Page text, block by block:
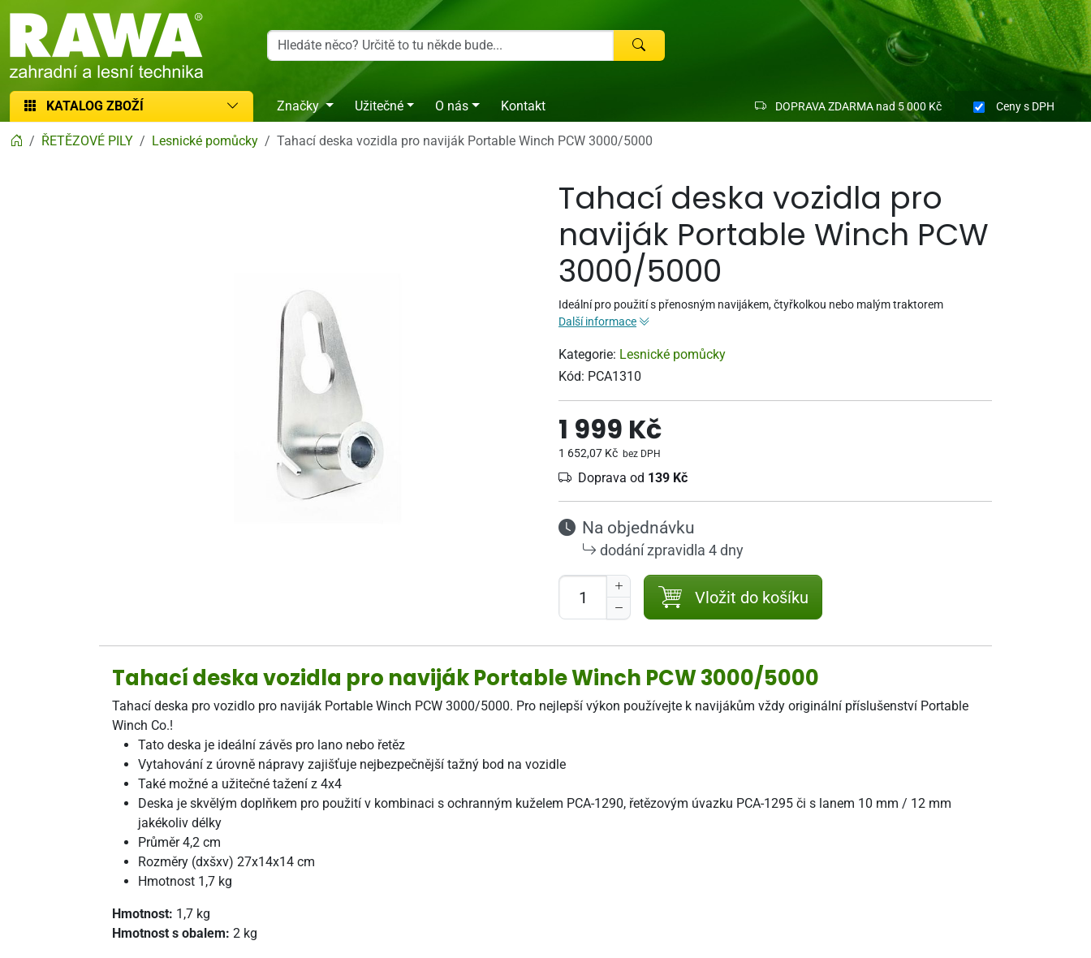
RAWA zahradní a lesní technika
KATALOG ZBOŽÍ Značky Užitečné O nás Kontakt DOPRAVA ZDARMA nad 5 000 Kč Cenys DPH
ŘETĚZOVÉ PILY Lesnické pomůcky Tahací deska vozidla pro naviják Portable Winch PCW 3000/5000
Tahací deska vozidla pro
naviják Portable Winch PCW
3000/5000
Ideální pro použití s přenosným navijákem, čtyřkolkou nebo malým traktorem
Další informace
Kategorie: Lesnické pomůcky
Kód: PCA1310
1 999 Kč
1 652,07 Kč bez DPH
Doprava od 139 Kč
Na objednávku
dodání zpravidla 4 dny
Vložit do košíku
Tahací deska vozidla pro naviják Portable Winch PCW 3000/5000
Tahací deska pro vozidlo pro naviják Portable Winch PCW 3000/5000. Pro nejlepší výkon používejte k navijákům vždy originální příslušenství Portable
Winch Co.!
Tato deska je ideální závěs pro lano nebo řetěz
Vytahování z úrovně nápravy zajišťuje nejbezpečnější tažný bod na vozidle
Také možné a užitečné tažení z 4x4
Deska je skvělým doplňkem pro použití v kombinaci s ochranným kuželem PCA-1290, řetězovým úvazku PCA-1295 či s lanem 10 mm / 12 mm
jakékoliv délky
Průměr 4,2 cm
Rozměry (dxšxv) 27x14x14 cm
Hmotnost 1,7 kg
Hmotnost: 1,7 kg
Hmotnost s obalem: 2 kg